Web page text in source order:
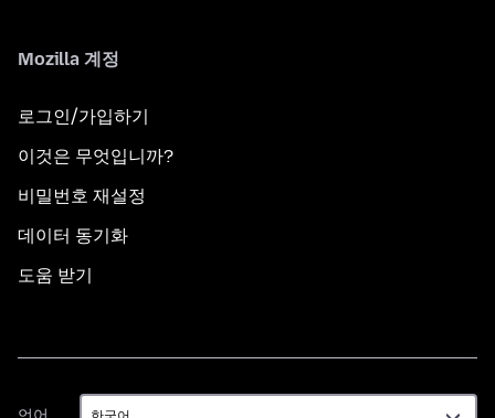
Mozilla 계정
로그인/가입하기
이것은 무엇입니까?
비밀번호 재설정
데이터 동기화
도움 받기
언